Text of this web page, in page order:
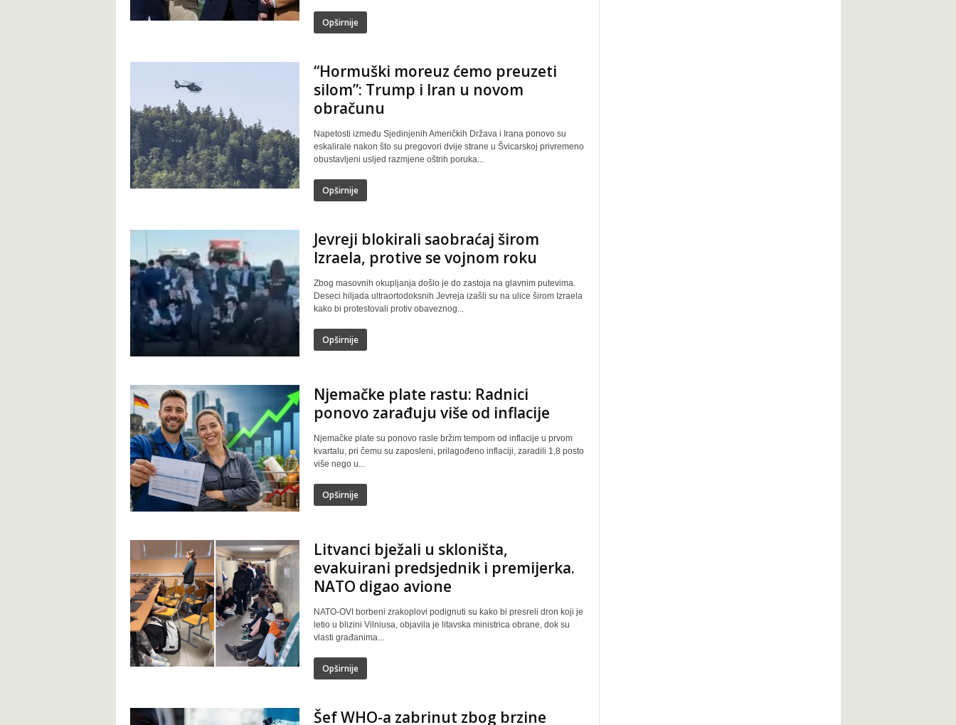
Opširnije
“Hormuški moreuz ćemo preuzeti
silom”: Trump i Iran u novom
obračunu
Napetosti između Sjedinjenih Američkih Država i Irana ponovo su
eskalirale nakon što su pregovori dvije strane u Švicarskoj privremeno
obustavljeni usljed razmjene oštrih poruka...
Opširnije
Jevreji blokirali saobraćaj širom
Izraela, protive se vojnom roku
Zbog masovnih okupljanja došlo je do zastoja na glavnim putevima.
Deseci hiljada ultraortodoksnih Jevreja izašli su na ulice širom Izraela
kako bi protestovali protiv obaveznog...
Opširnije
Njemačke plate rastu: Radnici
ponovo zarađuju više od inflacije
Njemačke plate su ponovo rasle bržim tempom od inflacije u prvom
kvartalu, pri čemu su zaposleni, prilagođeno inflaciji, zaradili 1,8 posto
više nego u...
Opširnije
Litvanci bježali u skloništa,
evakuirani predsjednik i premijerka.
NATO digao avione
NATO-OVI borbeni zrakoplovi podignuti su kako bi presreli dron koji je
letio u blizini Vilniusa, objavila je litavska ministrica obrane, dok su
vlasti građanima...
Opširnije
Šef WHO-a zabrinut zbog brzine